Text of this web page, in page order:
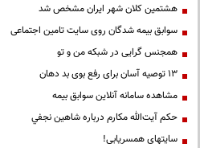
هشتمین کلان شهر ایران مشخص شد
سوابق بیمه شدگان روی سایت تامین اجتماعی
همجنس گرایی در شبکه من و تو
13 توصیه آسان برای رفع بوی بد دهان
مشاهده سامانه آنلاين سوابق بیمه
حكم آيت‌الله مكارم درباره شاهين نجفي
سایتهای همسریابی!